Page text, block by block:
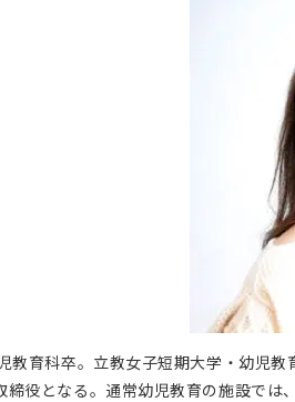
教育科卒。立教女子短期大学・幼児
役となる。通常幼児教育の施設で